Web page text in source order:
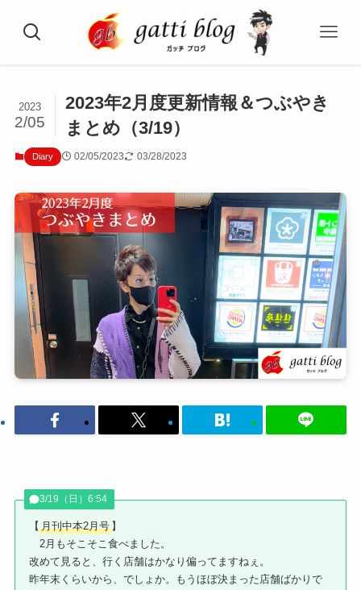
2023年2月度更新情報＆つぶやき
まとめ（3/19）
2023
2/05
Diary 02/05/2023 03/28/2023
3/19（日）6:54
【 月刊中本2月号 】
2月もそこそこ食べました。
改めて見ると、行く店舗はかなり偏ってますねぇ。
昨年末くらいから、でしょか。もうほぼ決まった店舗ばかりで